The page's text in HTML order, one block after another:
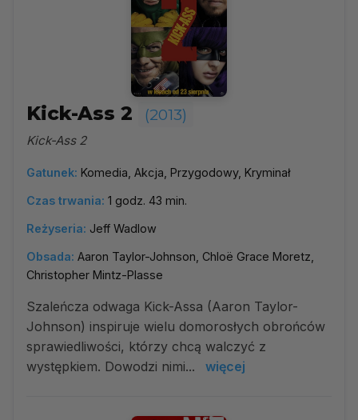
Kick-Ass 2 (2013)
Kick-Ass 2
Gatunek: Komedia, Akcja, Przygodowy, Kryminał
Czas trwania: 1 godz. 43 min.
Reżyseria: Jeff Wadlow
Obsada: Aaron Taylor-Johnson, Chloë Grace Moretz,
Christopher Mintz-Plasse
Szaleńcza odwaga Kick-Assa (Aaron Taylor-
Johnson) inspiruje wielu domorosłych obrońców
sprawiedliwości, którzy chcą walczyć z
występkiem. Dowodzi nimi...
więcej